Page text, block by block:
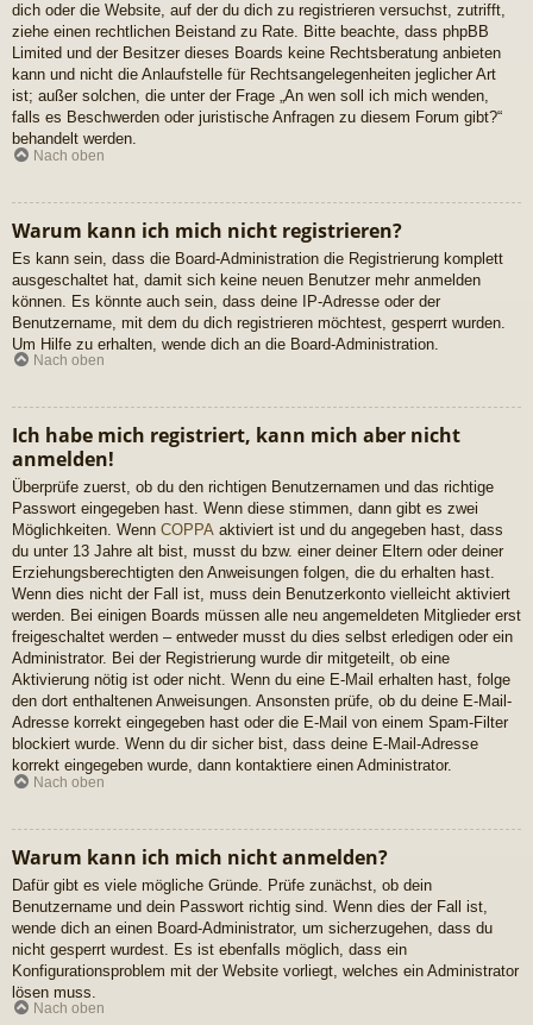
dich oder die Website, auf der du dich zu registrieren versuchst, zutrifft,
ziehe einen rechtlichen Beistand zu Rate. Bitte beachte, dass phpBB
Limited und der Besitzer dieses Boards keine Rechtsberatung anbieten
kann und nicht die Anlaufstelle für Rechtsangelegenheiten jeglicher Art
ist; außer solchen, die unter der Frage „An wen soll ich mich wenden,
falls es Beschwerden oder juristische Anfragen zu diesem Forum gibt?“
behandelt werden.
Nach oben
Warum kann ich mich nicht registrieren?
Es kann sein, dass die Board-Administration die Registrierung komplett
ausgeschaltet hat, damit sich keine neuen Benutzer mehr anmelden
können. Es könnte auch sein, dass deine IP-Adresse oder der
Benutzername, mit dem du dich registrieren möchtest, gesperrt wurden.
Um Hilfe zu erhalten, wende dich an die Board-Administration.
Nach oben
Ich habe mich registriert, kann mich aber nicht
anmelden!
Überprüfe zuerst, ob du den richtigen Benutzernamen und das richtige
Passwort eingegeben hast. Wenn diese stimmen, dann gibt es zwei
Möglichkeiten. Wenn COPPA aktiviert ist und du angegeben hast, dass
du unter 13 Jahre alt bist, musst du bzw. einer deiner Eltern oder deiner
Erziehungsberechtigten den Anweisungen folgen, die du erhalten hast.
Wenn dies nicht der Fall ist, muss dein Benutzerkonto vielleicht aktiviert
werden. Bei einigen Boards müssen alle neu angemeldeten Mitglieder erst
freigeschaltet werden – entweder musst du dies selbst erledigen oder ein
Administrator. Bei der Registrierung wurde dir mitgeteilt, ob eine
Aktivierung nötig ist oder nicht. Wenn du eine E-Mail erhalten hast, folge
den dort enthaltenen Anweisungen. Ansonsten prüfe, ob du deine E-Mail-
Adresse korrekt eingegeben hast oder die E-Mail von einem Spam-Filter
blockiert wurde. Wenn du dir sicher bist, dass deine E-Mail-Adresse
korrekt eingegeben wurde, dann kontaktiere einen Administrator.
Nach oben
Warum kann ich mich nicht anmelden?
Dafür gibt es viele mögliche Gründe. Prüfe zunächst, ob dein
Benutzername und dein Passwort richtig sind. Wenn dies der Fall ist,
wende dich an einen Board-Administrator, um sicherzugehen, dass du
nicht gesperrt wurdest. Es ist ebenfalls möglich, dass ein
Konfigurationsproblem mit der Website vorliegt, welches ein Administrator
lösen muss.
Nach oben